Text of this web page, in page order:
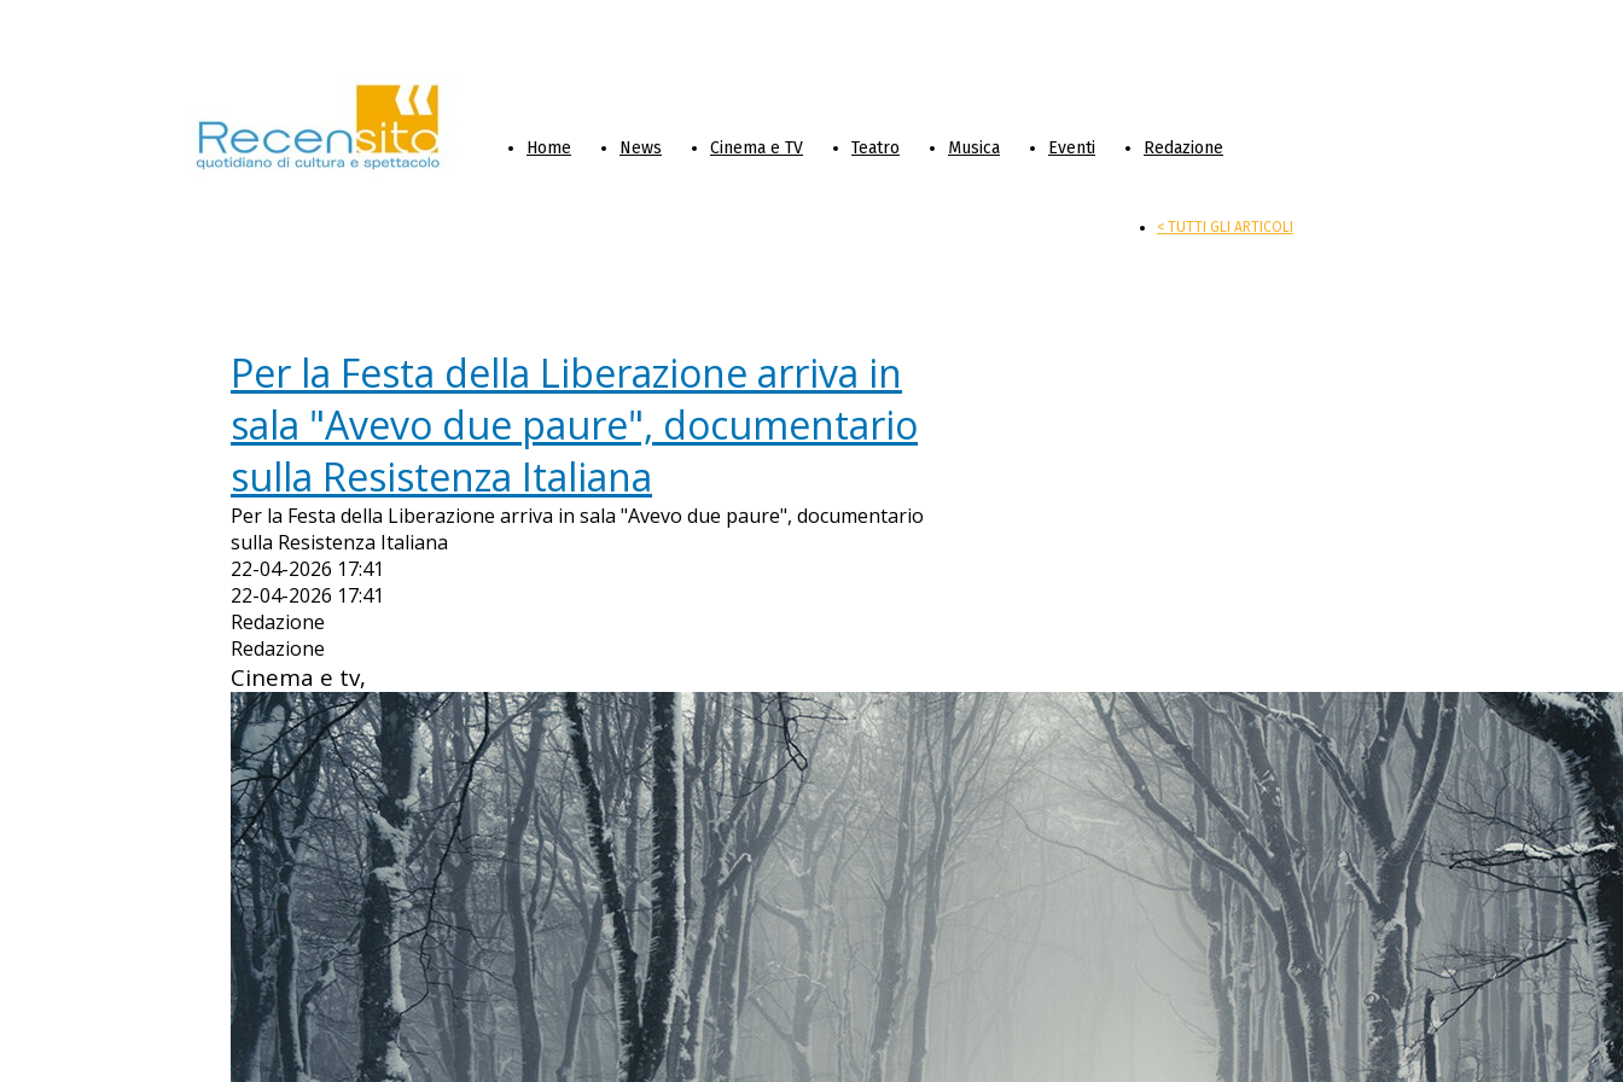
Home News Cinema e TV Teatro Musica Eventi Redazione
< TUTTI GLI ARTICOLI
Per la Festa della Liberazione arriva in
sala "Avevo due paure", documentario
sulla Resistenza Italiana
Per la Festa della Liberazione arriva in sala "Avevo due paure", documentario
sulla Resistenza Italiana
22-04-2026 17:41
22-04-2026 17:41
Redazione
Redazione
Cinema e tv,